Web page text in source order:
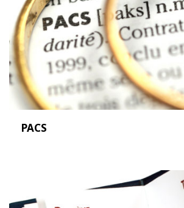
PACS